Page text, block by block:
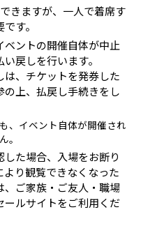
きますが、一人で着席す
す。
ントの開催自体が中止
戻しを行います。
は、チケットを発券した
の上、払戻し手続きをし
、イベント自体が開催され
。
た場合、入場をお断り
り観覧できなくなった
ご家族・ご友人・職場
ルサイトをご利用くだ